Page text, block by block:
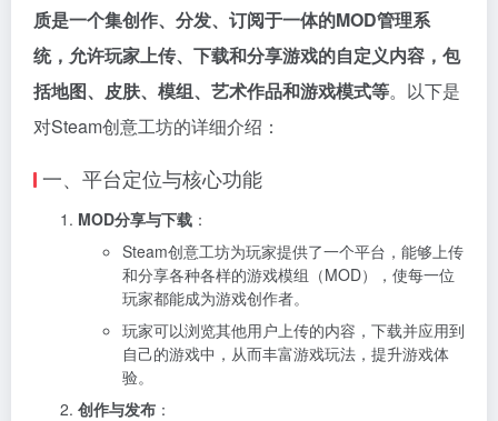
质是一个集创作、分发、订阅于一体的MOD管理系
统，允许玩家上传、下载和分享游戏的自定义内容，包
括地图、皮肤、模组、艺术作品和游戏模式等。以下是
对Steam创意工坊的详细介绍：
一、平台定位与核心功能
MOD分享与下载 ：
Steam创意工坊为玩家提供了一个平台，能够上传
和分享各种各样的游戏模组（MOD），使每一位
玩家都能成为游戏创作者。
玩家可以浏览其他用户上传的内容，下载并应用到
自己的游戏中，从而丰富游戏玩法，提升游戏体
验。
创作与发布 ：